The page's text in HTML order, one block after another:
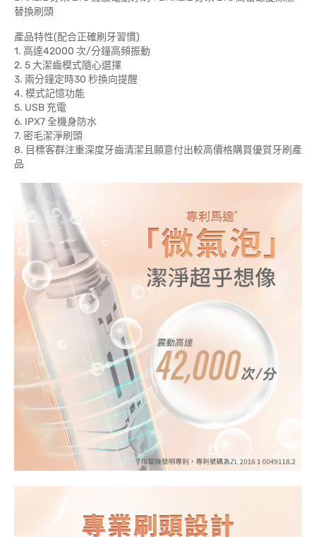
替換刷頭
產品特性(配合正確刷牙習慣)
1. 高達42000 次/分鐘高頻振動
2. 5 大潔齒模式隨心選擇
3. 兩分鐘定時30 秒換向提醒
4. 模式記憶功能
5. USB 充電
6. IPX7 全機身防水
7. 密毛潔淨刷頭
8. 目標客群注重深度牙齒清潔且願意付出較高價格購買優質牙刷產
品